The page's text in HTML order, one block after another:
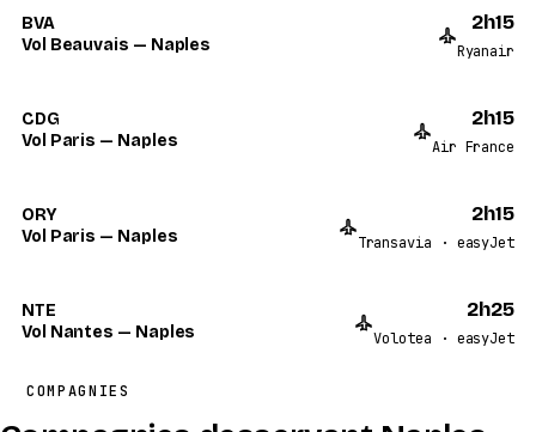
BVA
Vol Beauvais — Naples
2h15
Ryanair
CDG
Vol Paris — Naples
2h15
Air France
ORY
Vol Paris — Naples
2h15
Transavia · easyJet
NTE
Vol Nantes — Naples
2h25
Volotea · easyJet
COMPAGNIES